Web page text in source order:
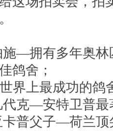
—拥有多年奥林
鸽舍；
界上最成功的鸽
克—安特卫普最
普父子—荷兰顶